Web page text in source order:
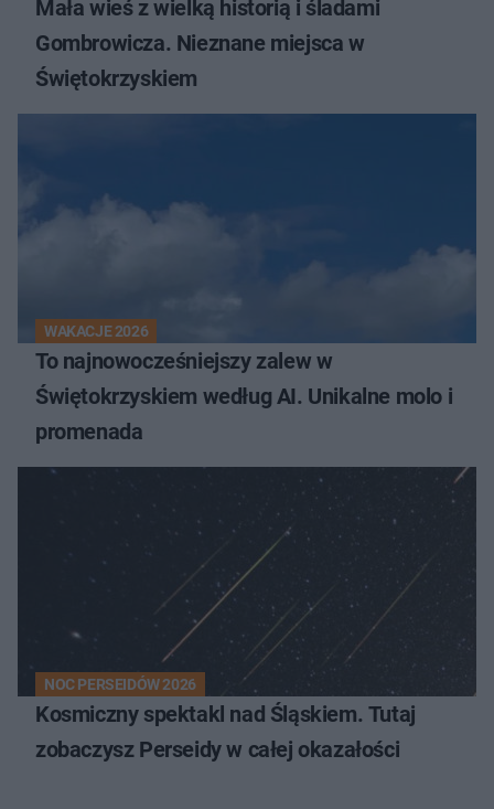
Mała wieś z wielką historią i śladami
Gombrowicza. Nieznane miejsca w
Świętokrzyskiem
WAKACJE 2026
To najnowocześniejszy zalew w
Świętokrzyskiem według AI. Unikalne molo i
promenada
NOC PERSEIDÓW 2026
Kosmiczny spektakl nad Śląskiem. Tutaj
zobaczysz Perseidy w całej okazałości